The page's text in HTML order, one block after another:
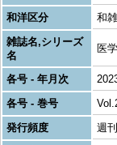
和洋区分
和
雑誌名,シリーズ
名
医
各号 - 年月次
各号 - 巻号
発行頻度
週刊